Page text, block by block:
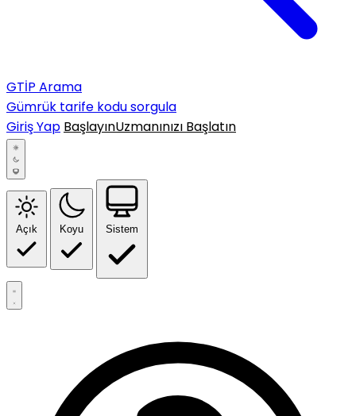
GTİP Arama
Gümrük tarife kodu sorgula
Giriş Yap BaşlayınUzmanınızı Başlatın
Açık Koyu Sistem